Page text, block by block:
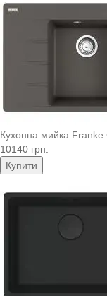
Кухонна мийка Franke
10140 грн.
Купити